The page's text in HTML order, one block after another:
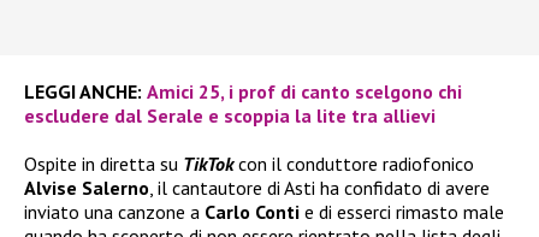
LEGGI ANCHE: Amici 25, i prof di canto scelgono chi
escludere dal Serale e scoppia la lite tra allievi
Ospite in diretta su TikTokcon il conduttore radiofonico
Alvise Salerno , il cantautore di Asti ha confidato di avere
inviato una canzone a Carlo Conti e di esserci rimasto male